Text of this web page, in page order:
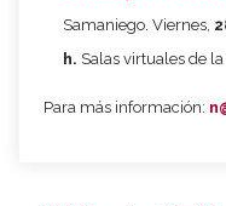
Samaniego. Viernes,
h. Salas virtuales de
Para más información: